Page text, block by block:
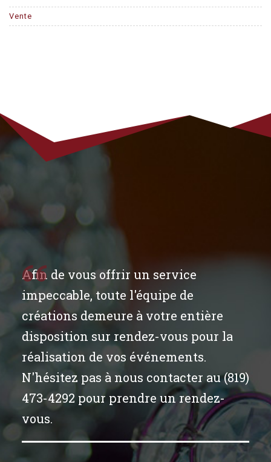
Vente
Afin de vous offrir un service
impeccable, toute l'équipe de
créations demeure à votre entière
disposition sur rendez-vous pour la
réalisation de vos événements.
N'hésitez pas à nous contacter au (819)
473-4292 pour prendre un rendez-
vous.